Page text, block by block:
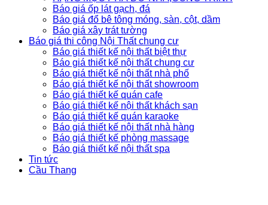
Báo giá ốp lát gạch, đá
Báo giá đổ bê tông móng, sàn, cột, dầm
Báo giá xây trát tường
Báo giá thi công Nội Thất chung cư
Báo giá thiết kế nội thất biệt thự
Báo giá thiết kế nội thất chung cư
Báo giá thiết kế nội thất nhà phố
Báo giá thiết kế nội thất showroom
Báo giá thiết kế quán cafe
Báo giá thiết kế nội thất khách sạn
Báo giá thiết kế quán karaoke
Báo giá thiết kế nội thất nhà hàng
Báo giá thiết kế phòng massage
Báo giá thiết kế nội thất spa
Tin tức
Cầu Thang